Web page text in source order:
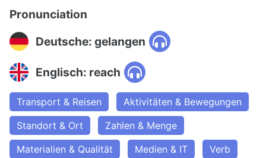
Pronunciation
Deutsche: gelangen
Englisch: reach
Transport & Reisen
Aktivitäten & Bewegungen
Standort & Ort
Zahlen & Menge
Materialien & Qualität
Medien & IT
Verb